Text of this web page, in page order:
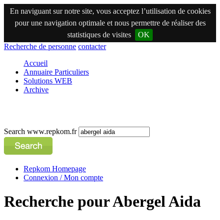
En naviguant sur notre site, vous acceptez l’utilisation de cookies
pour une navigation optimale et nous permettre de réaliser des
statistiques de visites
OK
Recherche de personne contacter
Accueil
Annuaire Particuliers
Solutions WEB
Archive
Search www.repkom.fr
Repkom Homepage
Connexion / Mon compte
Recherche pour Abergel Aida